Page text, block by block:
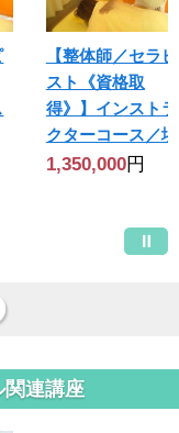
【整体師／セラピ
スト《資格取
得》】インストラ
クターコース／堺
1,350,000円
連講座